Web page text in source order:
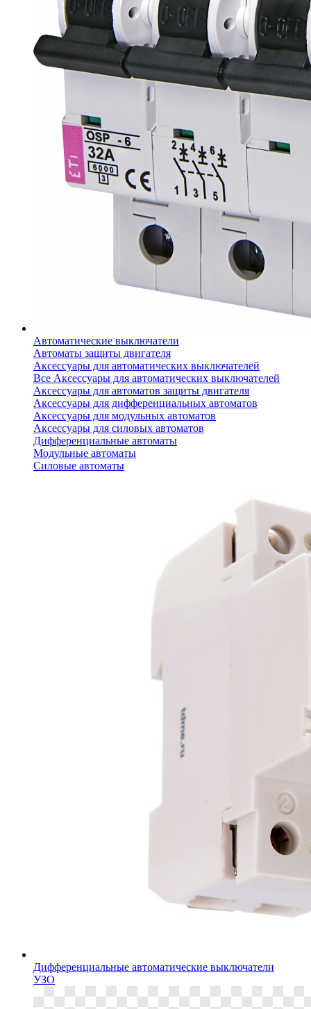
Автоматические выключатели
Автоматы защиты двигателя
Аксессуары для автоматических выключателей
Все Аксессуары для автоматических выключателей
Аксессуары для автоматов защиты двигателя
Аксессуары для дифференциальных автоматов
Аксессуары для модульных автоматов
Аксессуары для силовых автоматов
Дифференциальные автоматы
Модульные автоматы
Силовые автоматы
Дифференциальные автоматические выключатели
УЗО